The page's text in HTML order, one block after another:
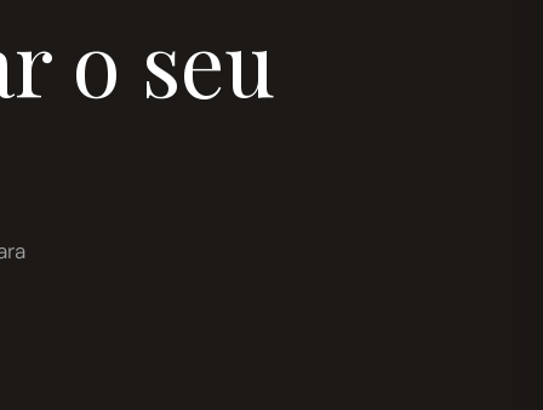
o seu